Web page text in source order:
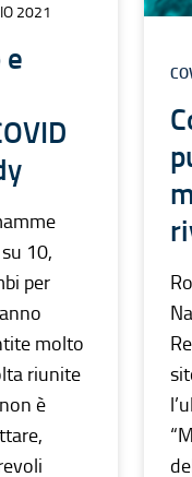
2021
10,
per
molto
riunite
è